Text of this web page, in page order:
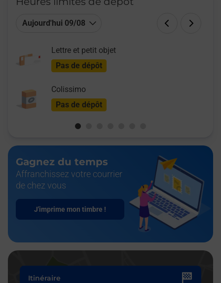
Aujourd'hui 09/08
Lettre et petit objet
Pas de dépôt
Colissimo
Pas de dépôt
Gagnez du temps
Affranchissez votre courrier
de chez vous
J'imprime mon timbre !
Itinéraire